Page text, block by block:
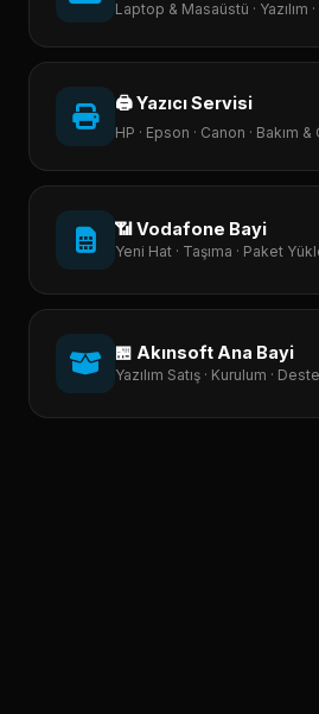
Laptop & Masaüstü · Yazılım
🖨️ Yazıcı Servisi
HP · Epson · Canon · Bakım &
📶 Vodafone Bayi
Yeni Hat · Taşıma · Paket
🏪 Akınsoft Ana Bayi
Yazılım Satış · Kurulum ·